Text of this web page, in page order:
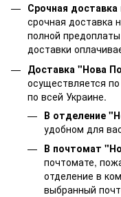
Срочная доставка
срочная доставка
полной
доставки
Доставка "Нова
осуществляется
по всей Украине.
В отделение
удобном для
В почтомат
почтомате,
отделение в
выбранный